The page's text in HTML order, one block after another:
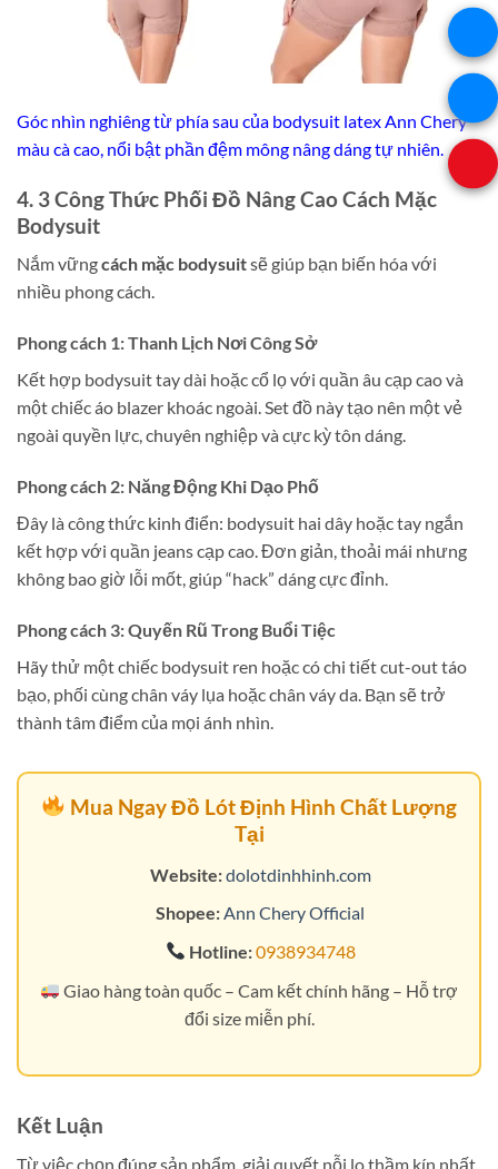
Góc nhìn nghiêng từ phía sau của bodysuit latex Ann Chery
màu cà cao, nổi bật phần đệm mông nâng dáng tự nhiên.
4. 3 Công Thức Phối Đồ Nâng Cao Cách Mặc
Bodysuit
Nắm vữngcách mặc bodysuitsẽ giúp bạn biến hóa với
nhiều phong cách.
Phong cách 1: Thanh Lịch Nơi Công Sở
Kết hợp bodysuit tay dài hoặc cổ lọ với quần âu cạp cao và
một chiếc áo blazer khoác ngoài. Set đồ này tạo nên một vẻ
ngoài quyền lực, chuyên nghiệp và cực kỳ tôn dáng.
Phong cách 2: Năng Động Khi Dạo Phố
Đây là công thức kinh điển: bodysuit hai dây hoặc tay ngắn
kết hợp với quần jeans cạp cao. Đơn giản, thoải mái nhưng
không bao giờ lỗi mốt, giúp “hack” dáng cực đỉnh.
Phong cách 3: Quyến Rũ Trong Buổi Tiệc
Hãy thử một chiếc bodysuit ren hoặc có chi tiết cut-out táo
bạo, phối cùng chân váy lụa hoặc chân váy da. Bạn sẽ trở
thành tâm điểm của mọi ánh nhìn.
Mua Ngay Đồ Lót Định Hình Chất Lượng
Tại
Website:dolotdinhhinh.com
Shopee:Ann Chery Official
Hotline:0938934748
Giao hàng toàn quốc – Cam kết chính hãng – Hỗ trợ
đổi size miễn phí.
Kết Luận
Từ việc chọn đúng sản phẩm, giải quyết nỗi lo thầm kín nhất,